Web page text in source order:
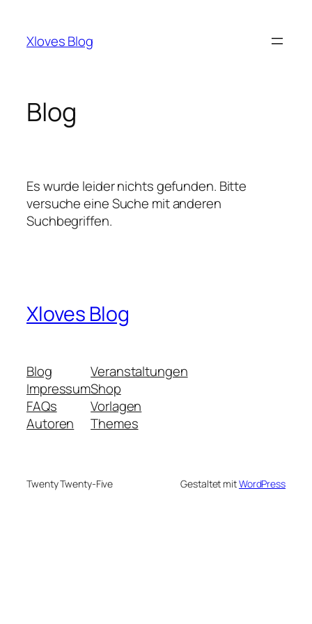
springen
Xloves Blog
Blog
Es wurde leider nichts gefunden. Bitte
versuche eine Suche mit anderen
Suchbegriffen.
Xloves Blog
Blog
Impressum
FAQs
Autoren
Veranstaltungen
Shop
Vorlagen
Themes
Twenty Twenty-Five Gestaltet mitWordPress